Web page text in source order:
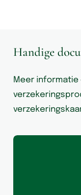
Handige
Meer informatie